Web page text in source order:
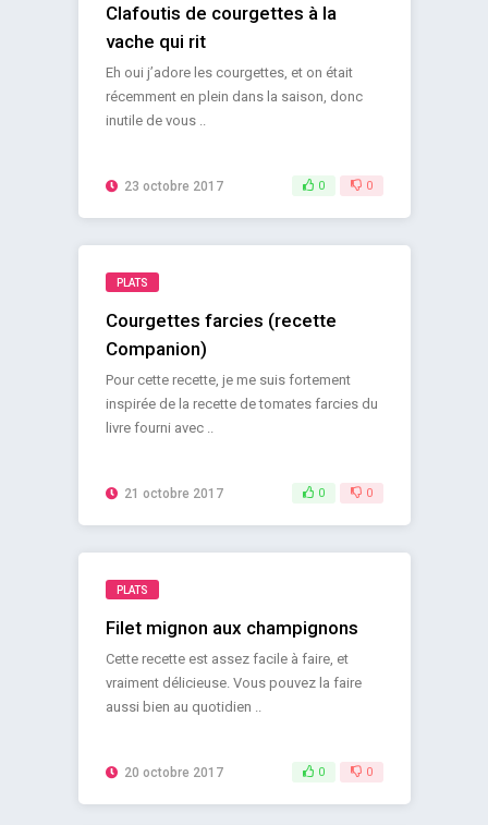
Clafoutis de courgettes à la
vache qui rit
Eh oui j’adore les courgettes, et on était
récemment en plein dans la saison, donc
inutile de vous ..
23 octobre 2017 0 0
PLATS
Courgettes farcies (recette
Companion)
Pour cette recette, je me suis fortement
inspirée de la recette de tomates farcies du
livre fourni avec ..
21 octobre 2017 0 0
PLATS
Filet mignon aux champignons
Cette recette est assez facile à faire, et
vraiment délicieuse. Vous pouvez la faire
aussi bien au quotidien ..
20 octobre 2017 0 0